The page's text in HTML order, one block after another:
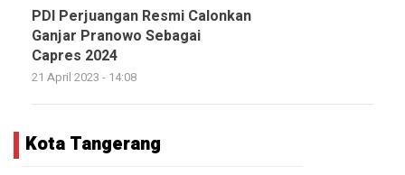
PDI Perjuangan Resmi Calonkan
Ganjar Pranowo Sebagai
Capres 2024
21 April 2023 - 14:08
Kota Tangerang